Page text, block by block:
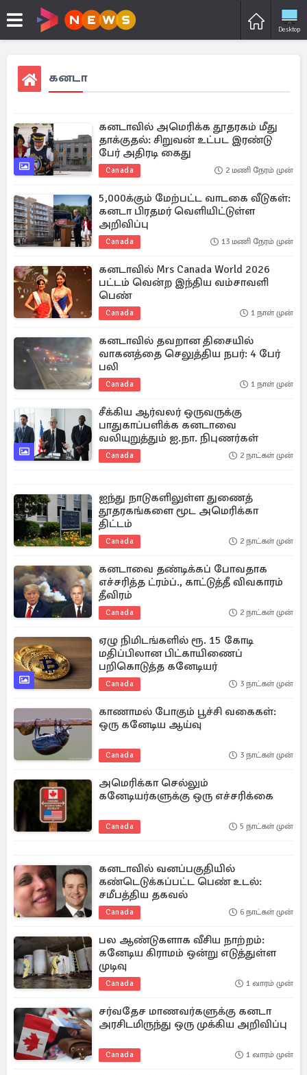
Desktop
கனடா
கனடாவில் அமெரிக்க தூதரகம் மீது
தாக்குதல்: சிறுவன் உட்பட இரண்டு
பேர் அதிரடி கைது
Canada 2 மணி நேரம் முன்
5,000க்கும் மேற்பட்ட வாடகை வீடுகள்:
கனடா பிரதமர் வெளியிட்டுள்ள
அறிவிப்பு
Canada 13 மணி நேரம் முன்
கனடாவில் Mrs Canada World 2026
பட்டம் வென்ற இந்திய வம்சாவளி
பெண்
Canada 1 நாள் முன்
கனடாவில் தவறான திசையில்
வாகனத்தை செலுத்திய நபர்: 4 பேர்
பலி
Canada 1 நாள் முன்
சீக்கிய ஆர்வலர் ஒருவருக்கு
பாதுகாப்பளிக்க கனடாவை
வலியுறுத்தும் ஐ.நா. நிபுணர்கள்
Canada 2 நாட்கள் முன்
ஐந்து நாடுகளிலுள்ள துணைத்
தூதரகங்களை மூட அமெரிக்கா
திட்டம்
Canada 2 நாட்கள் முன்
கனடாவை தண்டிக்கப் போவதாக
எச்சரித்த ட்ரம்ப்., காட்டுத்தீ விவகாரம்
தீவிரம்
Canada 2 நாட்கள் முன்
ஏழு நிமிடங்களில் ரூ. 15 கோடி
மதிப்பிலான பிட்காயிணைப்
பறிகொடுத்த கனேடியர்
Canada 3 நாட்கள் முன்
காணாமல் போகும் பூச்சி வகைகள்:
ஒரு கனேடிய ஆய்வு
Canada 3 நாட்கள் முன்
அமெரிக்கா செல்லும்
கனேடியர்களுக்கு ஒரு எச்சரிக்கை
Canada 5 நாட்கள் முன்
கனடாவில் வனப்பகுதியில்
கண்டெடுக்கப்பட்ட பெண் உடல்:
சமீபத்திய தகவல்
Canada 6 நாட்கள் முன்
பல ஆண்டுகளாக வீசிய நாற்றம்:
கனேடிய கிராமம் ஒன்று எடுத்துள்ள
முடிவு
Canada 1 வாரம் முன்
சர்வதேச மாணவர்களுக்கு கனடா
அரசிடமிருந்து ஒரு முக்கிய அறிவிப்பு
Canada 1 வாரம் முன்